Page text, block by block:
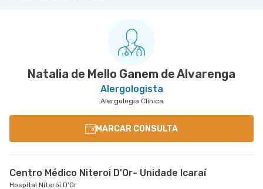
Natalia de Mello Ganem de Alvarenga
Alergologista
Alergologia Clinica
MARCAR CONSULTA
Centro Médico Niteroi D'Or- Unidade Icaraí
Hospital Niterói D'Or